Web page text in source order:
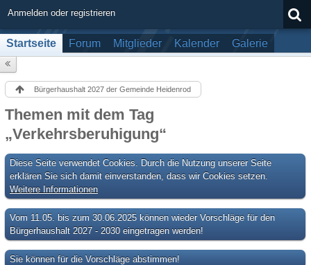
Anmelden oder registrieren
Startseite Forum Mitglieder Kalender Galerie
Bürgerhaushalt 2027 der Gemeinde Heidenrod
Themen mit dem Tag
„Verkehrsberuhigung“
Diese Seite verwendet Cookies. Durch die Nutzung unserer Seite
erklären Sie sich damit einverstanden, dass wir Cookies setzen.
Weitere Informationen
Vom 11.05. bis zum 30.06.2025 können wieder Vorschläge für den
Bürgerhaushalt 2027 - 2030 eingetragen werden!
Sie können für die Vorschläge abstimmen!